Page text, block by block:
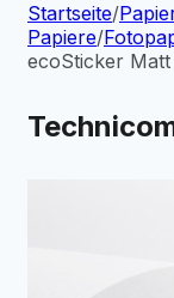
Startseite/
Papiere/
ecoSticker Matt